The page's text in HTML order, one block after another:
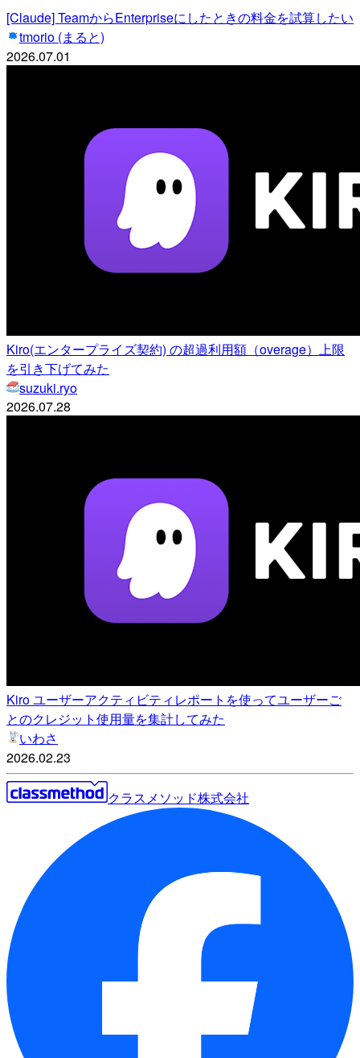
[Claude] TeamからEnterpriseにしたときの料金を試算したい
tmorio (まると)
2026.07.01
Kiro(エンタープライズ契約) の超過利用額（overage）上限
を引き下げてみた
suzuki.ryo
2026.07.28
Kiro ユーザーアクティビティレポートを使ってユーザーご
とのクレジット使用量を集計してみた
いわさ
2026.02.23
クラスメソッド株式会社